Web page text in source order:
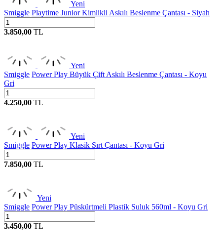
Yeni
Smiggle Playtime Junior Kimlikli Askılı Beslenme Çantası - Siyah
3.850,00 TL
Yeni
Smiggle Power Play Büyük Çift Askılı Beslenme Çantası - Koyu
Gri
4.250,00 TL
Yeni
Smiggle Power Play Klasik Sırt Çantası - Koyu Gri
7.850,00 TL
Yeni
Smiggle Power Play Püskürtmeli Plastik Suluk 560ml - Koyu Gri
3.450,00 TL